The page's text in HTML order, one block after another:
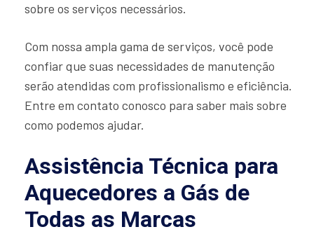
sobre os serviços necessários.
Com nossa ampla gama de serviços, você pode
confiar que suas necessidades de manutenção
serão atendidas com profissionalismo e eficiência.
Entre em contato conosco para saber mais sobre
como podemos ajudar.
Assistência Técnica para
Aquecedores a Gás de
Todas as Marcas